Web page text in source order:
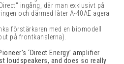
ingång, där man exklusivt på
och därmed låter A-40AE agera
förstärkaren med en biomodell
på frontkanalerna).
‘Direct Energy’ amplifier
loudspeakers, and does so really